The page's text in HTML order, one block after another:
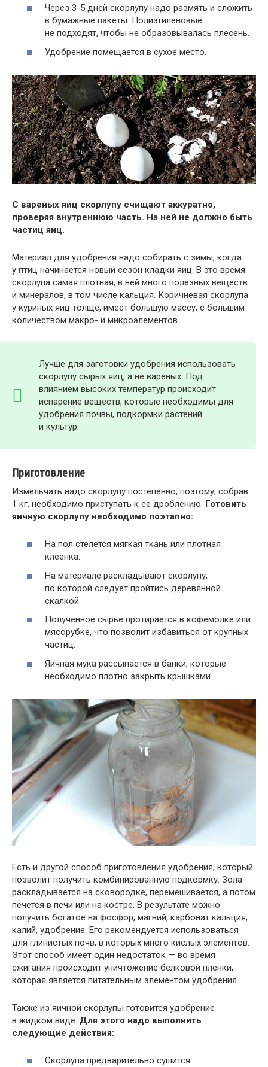
Через 3-5 дней скорлупу надо размять и сложить
в бумажные пакеты. Полиэтиленовые
не подходят, чтобы не образовывалась плесень.
Удобрение помещается в сухое место.
С вареных яиц скорлупу счищают аккуратно,
проверяя внутреннюю часть. На ней не должно быть
частиц яиц.
Материал для удобрения надо собирать с зимы, когда
у птиц начинается новый сезон кладки яиц. В это время
скорлупа самая плотная, в ней много полезных веществ
и минералов, в том числе кальция. Коричневая скорлупа
у куриных яиц толще, имеет большую массу, с большим
количеством макро- и микроэлементов.
Лучше для заготовки удобрения использовать
скорлупу сырых яиц, а не вареных. Под
влиянием высоких температур происходит
испарение веществ, которые необходимы для
удобрения почвы, подкормки растений
и культур.
Приготовление
Измельчать надо скорлупу постепенно, поэтому, собрав
1 кг, необходимо приступать к ее дроблению. Готовить
яичную скорлупу необходимо поэтапно:
На пол стелется мягкая ткань или плотная
клеенка.
На материале раскладывают скорлупу,
по которой следует пройтись деревянной
скалкой.
Полученное сырье протирается в кофемолке или
мясорубке, что позволит избавиться от крупных
частиц.
Яичная мука рассыпается в банки, которые
необходимо плотно закрыть крышками.
Есть и другой способ приготовления удобрения, который
позволит получить комбинированную подкормку. Зола
раскладывается на сковородке, перемешивается, а потом
печется в печи или на костре. В результате можно
получить богатое на фосфор, магний, карбонат кальция,
калий, удобрение. Его рекомендуется использоваться
для глинистых почв, в которых много кислых элементов.
Этот способ имеет один недостаток — во время
сжигания происходит уничтожение белковой пленки,
которая является питательным элементом удобрения.
Также из яичной скорлупы готовится удобрение
в жидком виде. Для этого надо выполнить
следующие действия:
Скорлупа предварительно сушится.